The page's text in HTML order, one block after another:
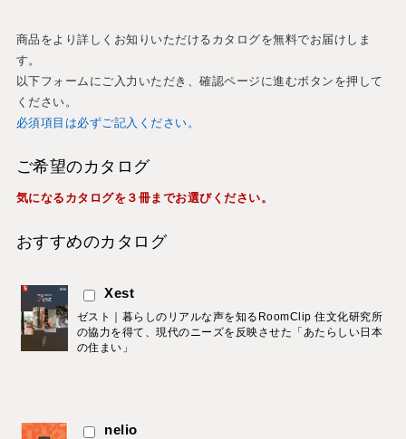
商品をより詳しくお知りいただけるカタログを無料でお届けしま
す。
以下フォームにご入力いただき、確認ページに進むボタンを押して
ください。
必須項目は必ずご記入ください。
ご希望のカタログ
気になるカタログを３冊までお選びください。
おすすめのカタログ
Xest
ゼスト｜暮らしのリアルな声を知るRoomClip 住文化研究所
の協力を得て、現代のニーズを反映させた「あたらしい日本
の住まい」
nelio